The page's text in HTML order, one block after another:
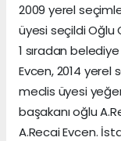
2009 yerel
üyesi seçildi Oğlu
1 sıradan
Evcen, 2014 yerel
meclis üyesi
başakanı oğlu
A.Recai Evcen.